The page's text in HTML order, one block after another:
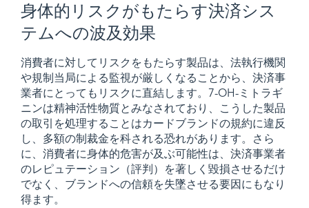
身体的リスクがもたらす決済シス
テムへの波及効果
消費者に対してリスクをもたらす製品は、法執行機関
や規制当局による監視が厳しくなることから、決済事
業者にとってもリスクに直結します。7-OH-ミトラギ
ニンは精神活性物質とみなされており、こうした製品
の取引を処理することはカードブランドの規約に違反
し、多額の制裁金を科される恐れがあります。さら
に、消費者に身体的危害が及ぶ可能性は、決済事業者
のレピュテーション（評判）を著しく毀損させるだけ
でなく、ブランドへの信頼を失墜させる要因にもなり
得ます。​​